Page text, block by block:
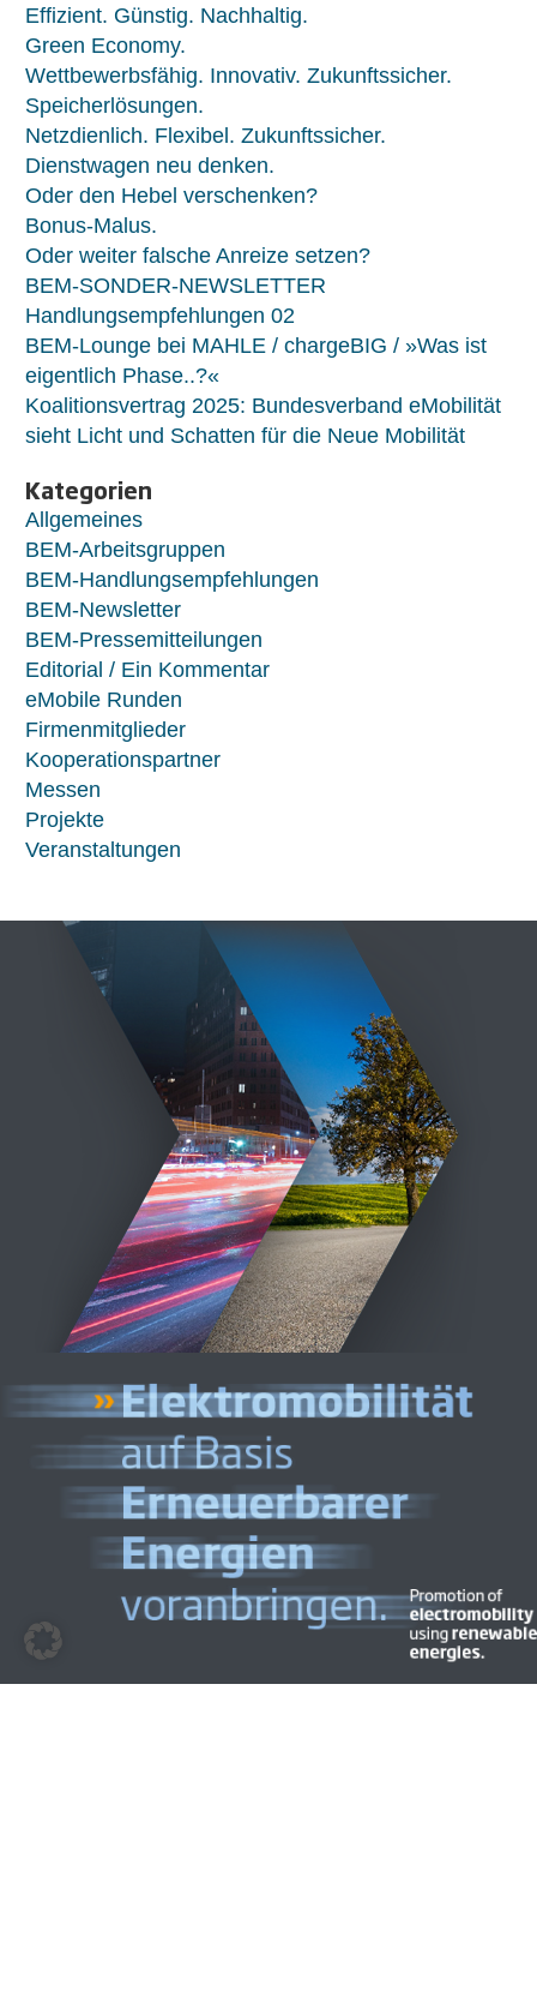
Effizient. Günstig. Nachhaltig.
Green Economy.
Wettbewerbsfähig. Innovativ. Zukunftssicher.
Speicherlösungen.
Netzdienlich. Flexibel. Zukunftssicher.
Dienstwagen neu denken.
Oder den Hebel verschenken?
Bonus-Malus.
Oder weiter falsche Anreize setzen?
BEM-SONDER-NEWSLETTER
Handlungsempfehlungen 02
BEM-Lounge bei MAHLE / chargeBIG / »Was ist
eigentlich Phase..?«
Koalitionsvertrag 2025: Bundesverband eMobilität
sieht Licht und Schatten für die Neue Mobilität
Kategorien
Allgemeines
BEM-Arbeitsgruppen
BEM-Handlungsempfehlungen
BEM-Newsletter
BEM-Pressemitteilungen
Editorial / Ein Kommentar
eMobile Runden
Firmenmitglieder
Kooperationspartner
Messen
Projekte
Veranstaltungen